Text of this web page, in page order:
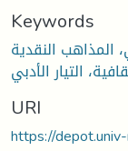
Keywords
المذاهب النقدية
التيار الأدبي
URI
https://